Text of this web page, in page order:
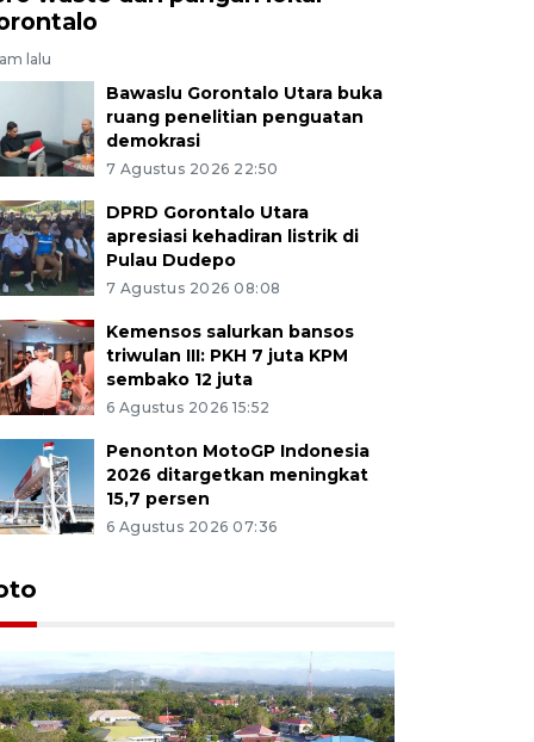
lalu
Bawaslu Gorontalo Utara buka
ruang penelitian penguatan
demokrasi
7 Agustus 2026 22:50
DPRD Gorontalo Utara
apresiasi kehadiran listrik di
Pulau Dudepo
7 Agustus 2026 08:08
Kemensos salurkan bansos
triwulan III: PKH 7 juta KPM
sembako 12 juta
6 Agustus 2026 15:52
Penonton MotoGP Indonesia
2026 ditargetkan meningkat
15,7 persen
6 Agustus 2026 07:36